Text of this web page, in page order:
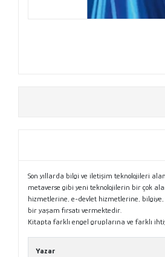
Son yıllarda bilgi ve iletişim teknolojileri
metaverse gibi yeni teknolojilerin bir çok
hizmetlerine, e-devlet hizmetlerine, bilgiye,
bir yaşam fırsatı vermektedir.
Kitapta farklı engel gruplarına ve farklı
Yazar